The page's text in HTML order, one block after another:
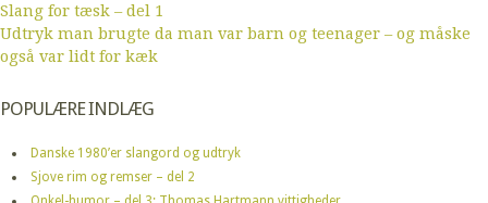
Slang for tæsk – del 1
Udtryk man brugte da man var barn og teenager – og måske
også var lidt for kæk
POPULÆRE INDLÆG
Danske 1980’er slangord og udtryk
Sjove rim og remser – del 2